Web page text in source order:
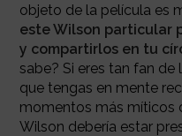
objeto de la película es
este Wilson particular
y compartirlos en tu
sabe? Si eres tan fan de
que tengas en mente
momentos más míticos
Wilson debería estar